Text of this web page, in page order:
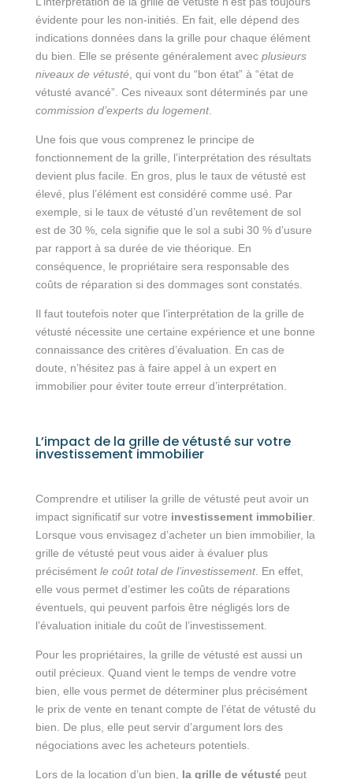
évidente pour les non-initiés. En fait, elle dépend des
indications données dans la grille pour chaque élément
du bien. Elle se présente généralement avec plusieurs
niveaux de vétusté, qui vont du “bon état” à “état de
vétusté avancé”. Ces niveaux sont déterminés par une
commission d’experts du logement.
Une fois que vous comprenez le principe de
fonctionnement de la grille, l’interprétation des résultats
devient plus facile. En gros, plus le taux de vétusté est
élevé, plus l’élément est considéré comme usé. Par
exemple, si le taux de vétusté d’un revêtement de sol
est de 30 %, cela signifie que le sol a subi 30 % d’usure
par rapport à sa durée de vie théorique. En
conséquence, le propriétaire sera responsable des
coûts de réparation si des dommages sont constatés.
Il faut toutefois noter que l’interprétation de la grille de
vétusté nécessite une certaine expérience et une bonne
connaissance des critères d’évaluation. En cas de
doute, n’hésitez pas à faire appel à un expert en
immobilier pour éviter toute erreur d’interprétation.
L’impact de la grille de vétusté sur votre
investissement immobilier
Comprendre et utiliser la grille de vétusté peut avoir un
impact significatif sur votre investissement immobilier.
Lorsque vous envisagez d’acheter un bien immobilier, la
grille de vétusté peut vous aider à évaluer plus
précisément le coût total de l’investissement. En effet,
elle vous permet d’estimer les coûts de réparations
éventuels, qui peuvent parfois être négligés lors de
l’évaluation initiale du coût de l’investissement.
Pour les propriétaires, la grille de vétusté est aussi un
outil précieux. Quand vient le temps de vendre votre
bien, elle vous permet de déterminer plus précisément
le prix de vente en tenant compte de l’état de vétusté du
bien. De plus, elle peut servir d’argument lors des
négociations avec les acheteurs potentiels.
Lors de la location d’un bien, la grille de vétustépeut